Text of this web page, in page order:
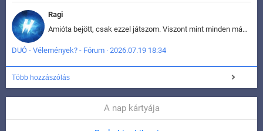
Ragi
Amióta bejött, csak ezzel játszom. Viszont mint minden más - akár az alapjáték is, ez is baromira összetett lett. Néha már pár kör után is esélytelen az egész. Vagy irreállisan túltápol valaki, vagy lelép a partner, vagy csak hülye mint a segg. És amikor eljönne az én időm, na akkor jön el mindenki másé is. Engem jobban érdekelne, hogy ki milyen ratingen szokott játszani. Na ez lenne egy érdekes adat.
DUÓ - Vélemények? - Fórum · 2026.07.19 18:34
Több hozzászólás
A nap kártyája